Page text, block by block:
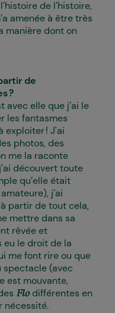
de l’histoire,
amenée à être très
manière dont on
de
?
avec elle que j’ai le
les fantasmes
exploiter ! J'ai
photos, des
me la raconte
découvert toute
qu’elle était
j’ai
partir de tout cela,
mettre dans sa
rêvée et
eu le droit de la
me font rire ou que
(avec
est mouvante,
Flodifférentes en
nécessité.